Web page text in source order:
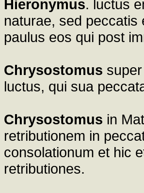
Hieronymus. luctus
naturae, sed peccatis
paulus eos qui post
Chrysostomus
luctus, qui sua
Chrysostomus in
retributionem in
consolationum et hic
retributiones.